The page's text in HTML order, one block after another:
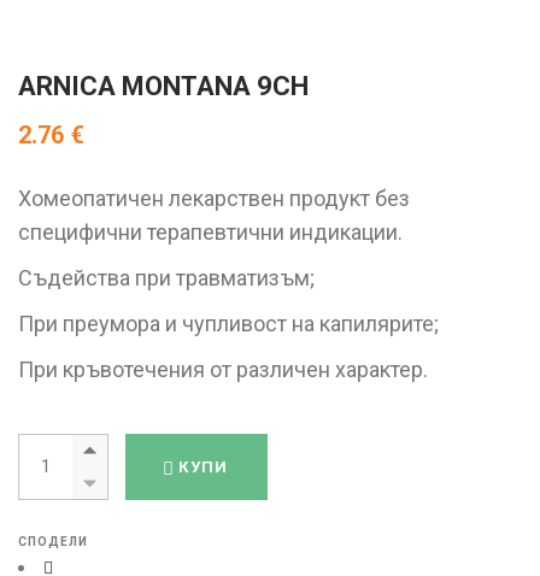
ARNICA MONTANA 9CH
2.76 €
Хомеопатичен лекарствен продукт без
специфични терапевтични индикации.
Съдейства при травматизъм;
При преумора и чупливост на капилярите;
При кръвотечения от различен характер.
ARNICA MONTANA 9CH quantity
КУПИ
СПОДЕЛИ